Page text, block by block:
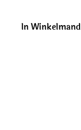
In Winkelmand